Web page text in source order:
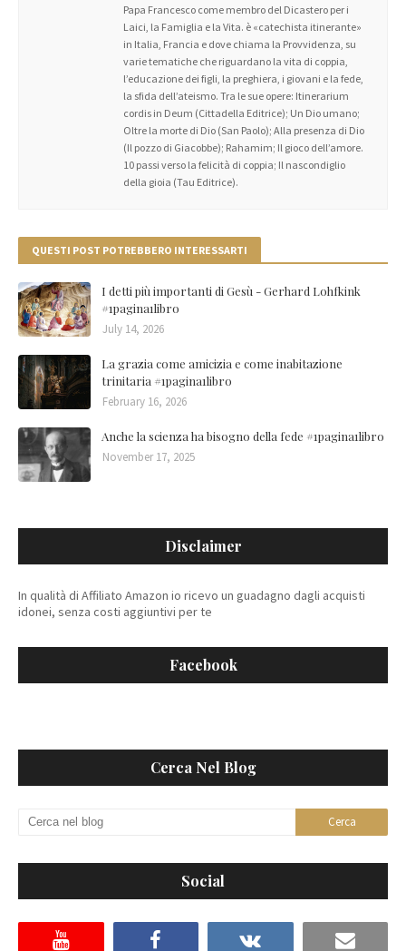
Papa Francesco come membro del Dicastero per i
Laici, la Famiglia e la Vita. è «catechista itinerante»
in Italia, Francia e dove chiama la Provvidenza, su
varie tematiche che riguardano la vita di coppia,
l’educazione dei figli, la preghiera, i giovani e la fede,
la sfida dell’ateismo. Tra le sue opere: Itinerarium
cordis in Deum (Cittadella Editrice); Un Dio umano;
Oltre la morte di Dio (San Paolo); Alla presenza di Dio
(Il pozzo di Giacobbe); Rahamim; Il gioco dell’amore.
10 passi verso la felicità di coppia; Il nascondiglio
della gioia (Tau Editrice).
QUESTI POST POTREBBERO INTERESSARTI
I detti più importanti di Gesù - Gerhard Lohfkink
#1pagina1libro
July 14, 2026
La grazia come amicizia e come inabitazione
trinitaria #1pagina1libro
February 16, 2026
Anche la scienza ha bisogno della fede #1pagina1libro
November 17, 2025
Disclaimer
In qualità di Affiliato Amazon io ricevo un guadagno dagli acquisti
idonei, senza costi aggiuntivi per te
Facebook
Cerca Nel Blog
Social